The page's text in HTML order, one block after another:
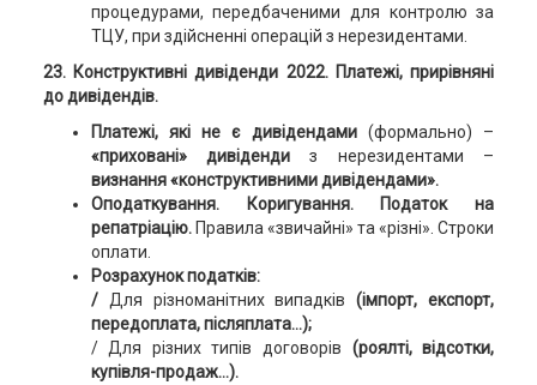
процедурами, передбаченими для контролю за
ТЦУ, при здійсненні операцій з нерезидентами.
23. Конструктивні дивіденди 2022. Платежі, прирівняні
до дивідендів.
Платежі, які не є дивідендами(формально) –
«приховані» дивіденди з нерезидентами –
визнання «конструктивними дивідендами».
Оподаткування. Коригування. Податок на
репатріацію.Правила «звичайні» та «різні». Строки
оплати.
Розрахунок податків:
/ Для різноманітних випадків(імпорт, експорт,
передоплата, післяплата…);
/ Для різних типів договорів (роялті, відсотки,
купівля-продаж…).